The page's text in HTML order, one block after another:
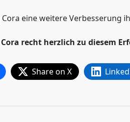
eine weitere Verbesserung
recht herzlich zu diesem
Share on X